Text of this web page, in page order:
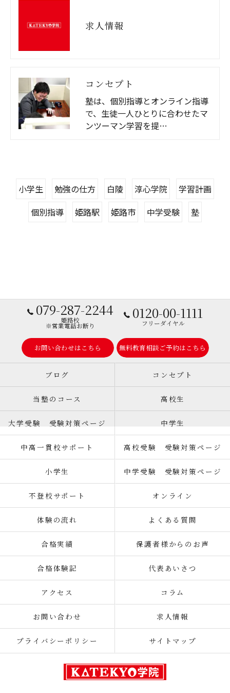
求人情報
コンセプト
塾は、個別指導とオンライン指導
で、生徒一人ひとりに合わせたマ
ンツーマン学習を提…
小学生 勉強の仕方 白陵 淳心学院
学習計画
個別指導
姫路駅 姫路市 中学受験 塾
079-287-2244
姫路校
※営業電話お断り
0120-00-1111
フリーダイヤル
お問い合わせはこちら 無料教育相談ご予約はこちら
ブログ コンセプト
当塾のコース 高校生
大学受験 受験対策ページ 中学生
中高一貫校サポート 高校受験 受験対策ページ
小学生 中学受験 受験対策ページ
不登校サポート オンライン
体験の流れ よくある質問
合格実績 保護者様からのお声
合格体験記 代表あいさつ
アクセス コラム
お問い合わせ 求人情報
プライバシーポリシー サイトマップ